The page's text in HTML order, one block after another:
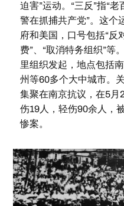
迫害”运动。“三反”指“
警在抓捕共产党”。这个
府和美国，口号包括“反
费”、“取消特务组织”等
里组织发起，地点包括
州等60多个大中城市。
集聚在南京抗议，在5月
伤19人，轻伤90余人，
惨案。